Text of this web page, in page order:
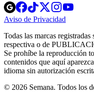
Opens
in
new
Opens
in
new
Opens
in
new
window
Opens
new
window
Aviso de Privacidad
new
window
Todas las marcas
respectiva o de
Se prohíbe la reproducción
contenidos que aquí
idioma sin autorización
© 2026 Semana. Todos los